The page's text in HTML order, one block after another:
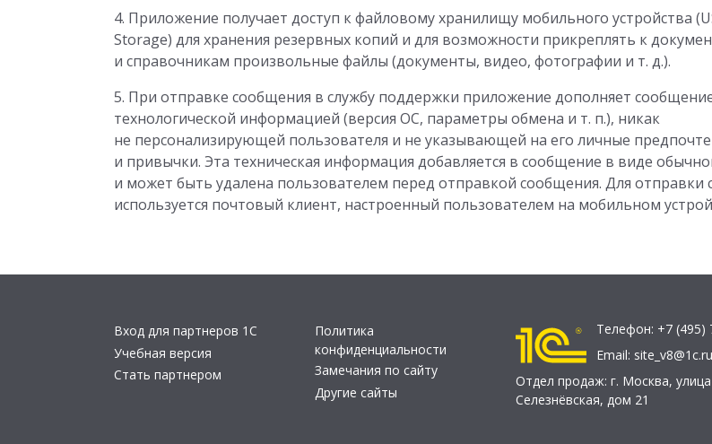
4. Приложение получает доступ к файловому хранилищу мобильного устройства
Storage) для хранения резервных копий и для возможности прикреплять к
и справочникам произвольные файлы (документы, видео, фотографии и т. д.).
5. При отправке сообщения в службу поддержки приложение дополняет
технологической информацией (версия ОС, параметры обмена и т. п.), никак
не персонализирующей пользователя и не указывающей на его личные
и привычки. Эта техническая информация добавляется в сообщение в виде
и может быть удалена пользователем перед отправкой сообщения. Для отправки
используется почтовый клиент, настроенный пользователем на мобильном
Вход для партнеров 1С
Учебная версия
Стать партнером
Политика
конфиденциальности
Замечания по сайту
Другие сайты
Телефон: +7 (495)
Email: site_v8@1c.ru
Отдел продаж: г. Москва, улица
Селезнёвская, дом 21